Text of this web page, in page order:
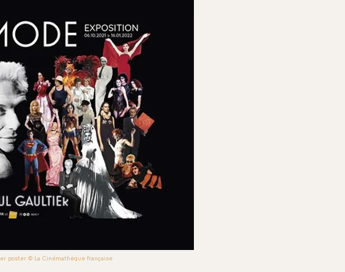
poster © La Cinémathèque française